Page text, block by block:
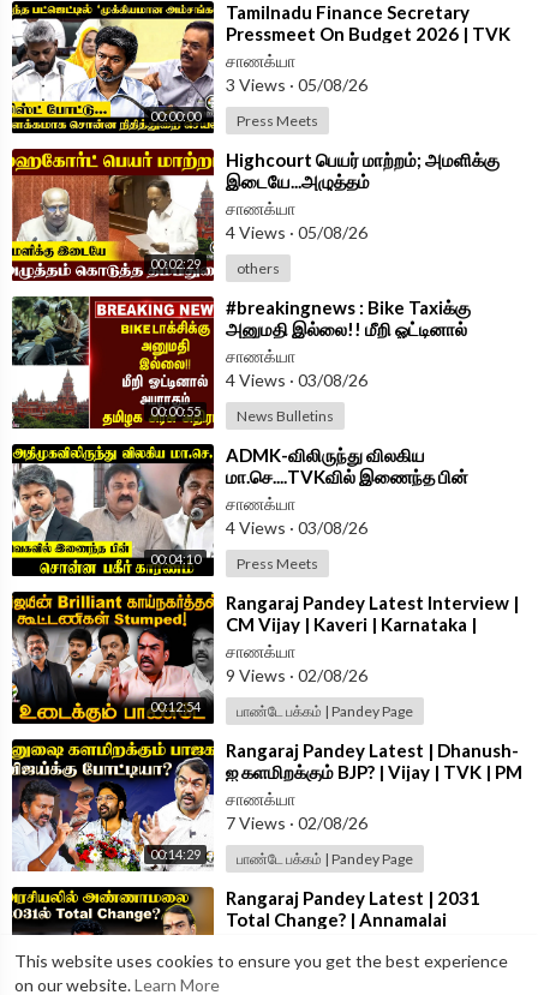
This website uses cookies to ensure you get the best experience
on our website.Learn More
00:00:00
⁣Tamilnadu Finance Secretary
Pressmeet On Budget 2026 | TVK
Government
சாணக்யா
3 Views · 05/08/26
Press Meets
00:02:29
⁣Highcourt பெயர் மாற்றம்; அமளிக்கு
இடையே...அழுத்தம்
கொடுத்தThambidurai | Parliament
2026 | ADMK
சாணக்யா
4 Views · 05/08/26
others
00:00:55
⁣#breakingnews : Bike Taxiக்கு
அனுமதி இல்லை!! மீறி ஓட்டினால்
அபராதம் Tamilnadu Government
அதிரடி!!
சாணக்யா
4 Views · 03/08/26
News Bulletins
00:04:10
⁣ADMK-விலிருந்து விலகிய
மா.செ....TVKவில் இணைந்த பின்
சொன்ன பகீர் காரணம் | Press Meet |
CM Vijay
சாணக்யா
4 Views · 03/08/26
Press Meets
00:12:54
⁣Rangaraj Pandey Latest Interview |
CM Vijay | Kaveri | Karnataka |
NEET | Stalin | DMK | TVK | ADMK
சாணக்யா
9 Views · 02/08/26
பாண்டே பக்கம் | Pandey Page
00:14:29
⁣Rangaraj Pandey Latest | Dhanush-
ஐ களமிறக்கும் BJP? | Vijay | TVK | PM
Modi | DMK | ADMK |#AskPandey
சாணக்யா
7 Views · 02/08/26
பாண்டே பக்கம் | Pandey Page
⁣Rangaraj Pandey Latest | 2031
Total Change? | Annamalai
TVK |#AskPandey
10 Views·02/08/26